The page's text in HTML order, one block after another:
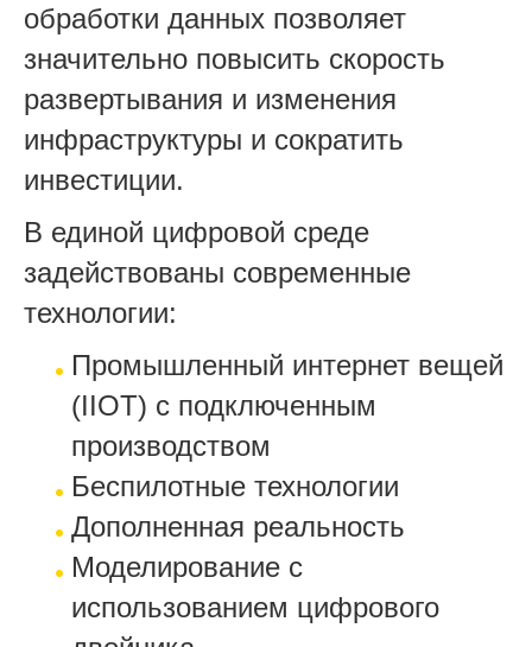
обработки данных позволяет
значительно повысить скорость
развертывания и изменения
инфраструктуры и сократить
инвестиции.
В единой цифровой среде
задействованы современные
технологии:
Промышленный интернет вещей
(IIOT) с подключенным
производством
Беспилотные технологии
Дополненная реальность
Моделирование с
использованием цифрового